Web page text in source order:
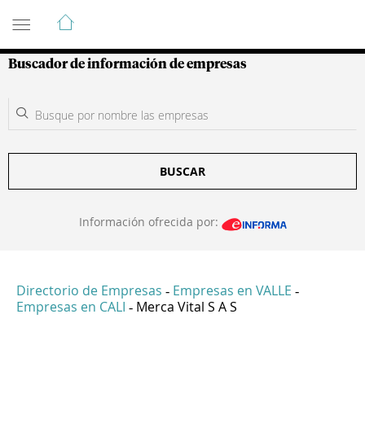
Guía de Empresas Colombianas
Buscador de información de empresas
BUSCAR
Información ofrecida por:
Directorio de Empresas - Empresas en VALLE -
Empresas en CALI - Merca Vital S A S